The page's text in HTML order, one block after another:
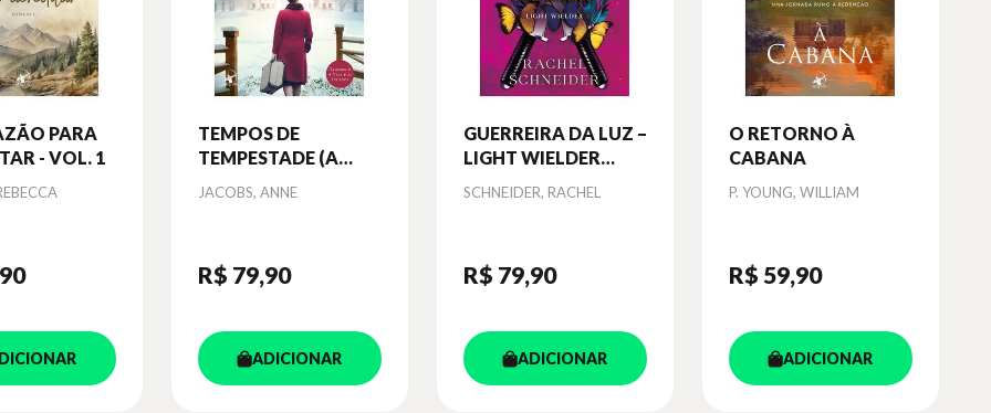
PARA
- VOL. 1
TEMPOS DE
TEMPESTADE (A
MANSÃO DRANITZ -
LIVRO 2) - VOL. 2
Autor
JACOBS, ANNE
R$ 79,90
ADICIONAR
GUERREIRA DA LUZ –
LIGHT WIELDER
(FOGO E METAL -
LIVRO 2) - VOL. 2
Autor
SCHNEIDER, RACHEL
R$ 79,90
ADICIONAR
O RETORNO À
CABANA
Autor
P. YOUNG, WILLIAM
R$ 59,90
ADICIONAR